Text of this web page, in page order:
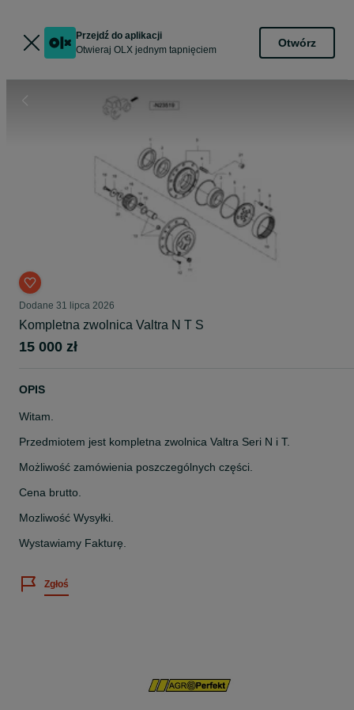
Przejdź do aplikacji
Otwieraj OLX jednym tapnięciem
Otwórz
Dodane 31 lipca 2026
Kompletna zwolnica Valtra N T S
15 000 zł
OPIS
Witam.
Przedmiotem jest kompletna zwolnica Valtra Seri N i T.
Możliwość zamówienia poszczególnych części.
Cena brutto.
Mozliwość Wysyłki.
Wystawiamy Fakturę.
Zgłoś